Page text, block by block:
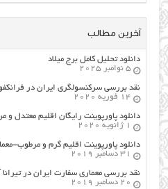
آخرین مطالب
دانلود تحلیل کامل برج میلاد
5 نوامبر 2025
نقد بررسی سرکنسولگری ایران در
14 فوریه 2020
دانلود پاورپوینت رایگان اقلیم معتدل
1 ژانویه 2020
دانلود پاورپوینت اقلیم گرم و مرطوب-
31 دسامبر 2019
نقد بررسی معماری سفارت ایران در
20 دسامبر 2019